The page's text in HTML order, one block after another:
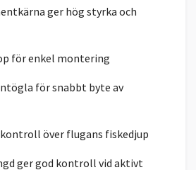
ger hög styrka och
för enkel montering
för snabbt byte av
över flugans fiskedjup
ger god kontroll vid aktivt